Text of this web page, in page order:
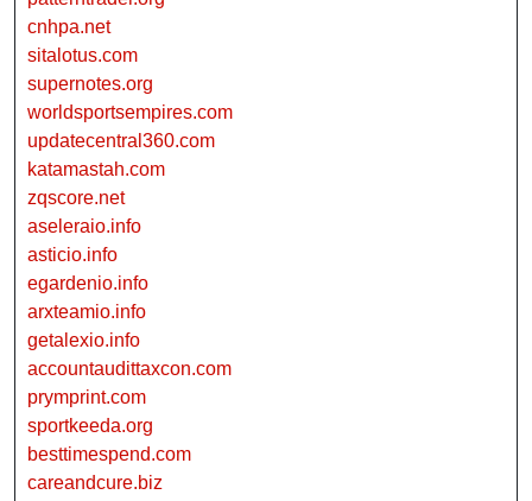
cnhpa.net
sitalotus.com
supernotes.org
worldsportsempires.com
updatecentral360.com
katamastah.com
zqscore.net
aseleraio.info
asticio.info
egardenio.info
arxteamio.info
getalexio.info
accountaudittaxcon.com
prymprint.com
sportkeeda.org
besttimespend.com
careandcure.biz